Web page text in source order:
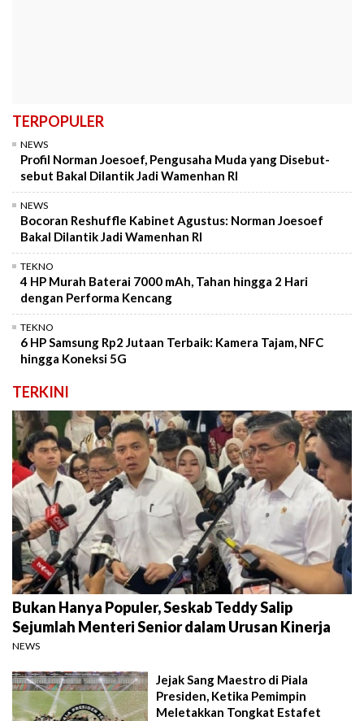
TERPOPULER
NEWS
Profil Norman Joesoef, Pengusaha Muda yang Disebut-
sebut Bakal Dilantik Jadi Wamenhan RI
NEWS
Bocoran Reshuffle Kabinet Agustus: Norman Joesoef
Bakal Dilantik Jadi Wamenhan RI
TEKNO
4 HP Murah Baterai 7000 mAh, Tahan hingga 2 Hari
dengan Performa Kencang
TEKNO
6 HP Samsung Rp2 Jutaan Terbaik: Kamera Tajam, NFC
hingga Koneksi 5G
TERKINI
Bukan Hanya Populer, Seskab Teddy Salip
Sejumlah Menteri Senior dalam Urusan Kinerja
NEWS
Jejak Sang Maestro di Piala
Presiden, Ketika Pemimpin
Meletakkan Tongkat Estafet